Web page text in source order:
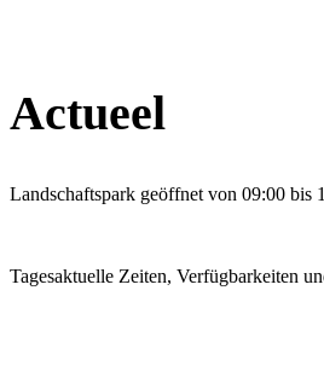
Actueel
Landschaftspark geöffnet von 09:00 bis
Tagesaktuelle Zeiten, Verfügbarkeiten